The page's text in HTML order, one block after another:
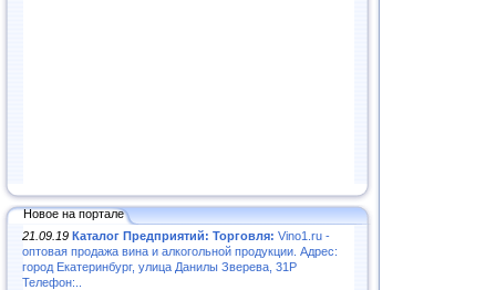
Новое на портале
21.09.19 Каталог Предприятий: Торговля: Vino1.ru -
оптовая продажа вина и алкогольной продукции. Адрес:
город Екатеринбург, улица Данилы Зверева, 31Р
Телефон:..